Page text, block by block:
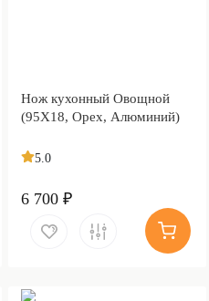
Нож кухонный Овощной
(95Х18, Орех, Алюминий)
5.0
6 700 ₽